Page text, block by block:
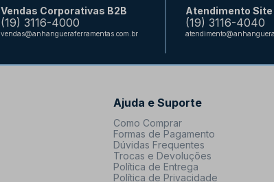
Vendas Corporativas B2B
(19) 3116-4000
vendas@anhangueraferramentas.com.br
Atendimento Site
(19) 3116-4040
Ajuda e Suporte
Como Comprar
Formas de Pagamento
Dúvidas Frequentes
Trocas e Devoluções
Política de Entrega
Política de Privacidade